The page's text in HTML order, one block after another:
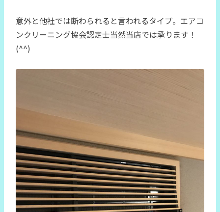
意外と他社では断わられると言われるタイプ。エアコ
ンクリーニング協会認定士当然当店では承ります！
(^^)